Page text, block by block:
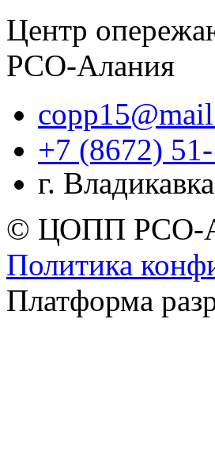
Центр
РСО-Алания
+7 (8672)
г.
© ЦОПП РСО-
Политика
Платформа